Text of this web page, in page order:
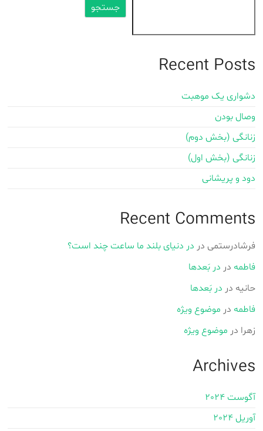
جستجو
Recent Posts
دشواری یک موهبت
وصال بودن
زنانگی (بخش دوم)
زنانگی (بخش اول)
دود و پریشانی
Recent Comments
فرشادرستمی در در دنیای بلند ما ساعت چند است؟
فاطمه در در بَعدها
حانیه در در بَعدها
فاطمه در موضوع ویژه
زهرا در موضوع ویژه
Archives
آگوست 2024
آوریل 2024